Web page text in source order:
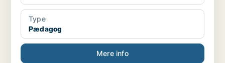
Type
Pædagog
Mere info